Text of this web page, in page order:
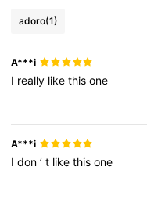
4.75
adoro(1)
A***i
I really likethisone
A***i
Idon’t likethisone